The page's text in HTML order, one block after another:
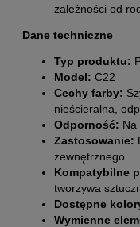
zależności od
Dane techniczne
Typ produktu:
Model: C22
Cechy farby:
nieścieralna,
Odporność: Na
Zastosowanie:
zewnętrznego
Kompatybilne
tworzywa
Dostępne
Wymienne